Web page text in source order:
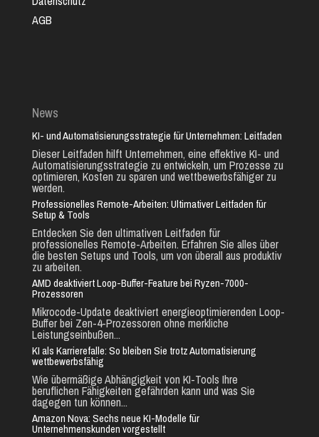
AGB
News
KI- und Automatisierungsstrategie für Unternehmen: Leitfaden
Dieser Leitfaden hilft Unternehmen, eine effektive KI- und
Automatisierungsstrategie zu entwickeln, um Prozesse zu
optimieren, Kosten zu sparen und wettbewerbsfähiger zu
werden.
Professionelles Remote-Arbeiten: Ultimativer Leitfaden für
Setup & Tools
Entdecken Sie den ultimativen Leitfaden für
professionelles Remote-Arbeiten. Erfahren Sie alles über
die besten Setups und Tools, um von überall aus produktiv
zu arbeiten.
AMD deaktiviert Loop-Buffer-Feature bei Ryzen-7000-
Prozessoren
Mikrocode-Update deaktiviert energieoptimierenden Loop-
Buffer bei Zen-4-Prozessoren ohne merkliche
Leistungseinbußen...
KI als Karrierefalle: So bleiben Sie trotz Automatisierung
wettbewerbsfähig
Wie übermäßige Abhängigkeit von KI-Tools Ihre
beruflichen Fähigkeiten gefährden kann und was Sie
dagegen tun können...
Amazon Nova: Sechs neue KI-Modelle für
Unternehmenskunden vorgestellt